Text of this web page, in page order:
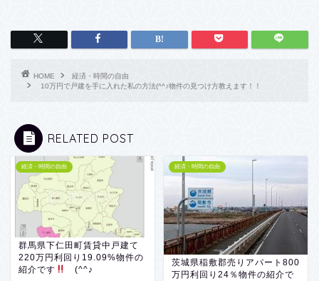
HOME
経済・時間の自由
10万円で戸建を手に入れた私の方法(^^♪物件の見つけ方教えます！！
RELATED POST
経済・時間の自由
群馬県下仁田町賃貸中戸建て
220万円利回り19.09%物件の
紹介です
(^^♪
経済・時間の自由
茨城県稲敷郡売りアパート800
万円利回り24％物件の紹介で